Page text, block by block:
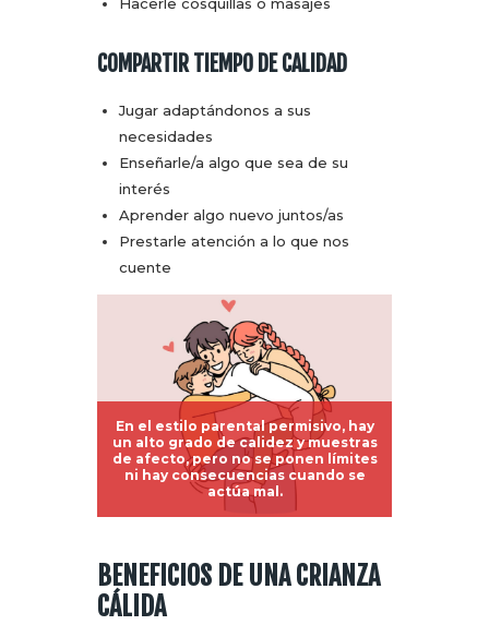
COMPARTIR TIEMPO DE CALIDAD
Jugar adaptándonos a sus
necesidades
Enseñarle/a algo que sea de su
interés
Aprender algo nuevo juntos/as
Prestarle atención a lo que nos
cuente
En el estilo parental permisivo, hay
un alto grado de calidez y muestras
de afecto, pero no se ponen límites
ni hay consecuencias cuando se
actúa mal.
BENEFICIOS DE UNA CRIANZA
CÁLIDA